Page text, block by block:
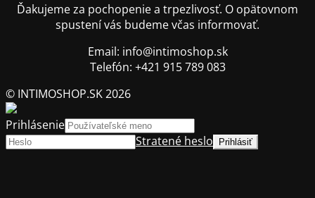
Ďakujeme za pochopenie a trpezlivosť. O opätovnom
spustení vás budeme včas informovať.
Email: info@intimoshop.sk
Telefón: +421 915 789 083
© INTIMOSHOP.SK 2026
Prihlásenie
Stratené heslo